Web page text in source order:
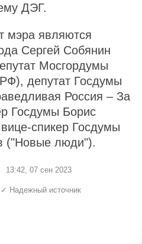
ДЭГ.
мэра являются
Сергей Собянин
Мосгордумы
депутат Госдумы
Россия – За
Госдумы Борис
спикер Госдумы
("Новые люди").
13:42, 07 сен 2023
✓ Надежный источник